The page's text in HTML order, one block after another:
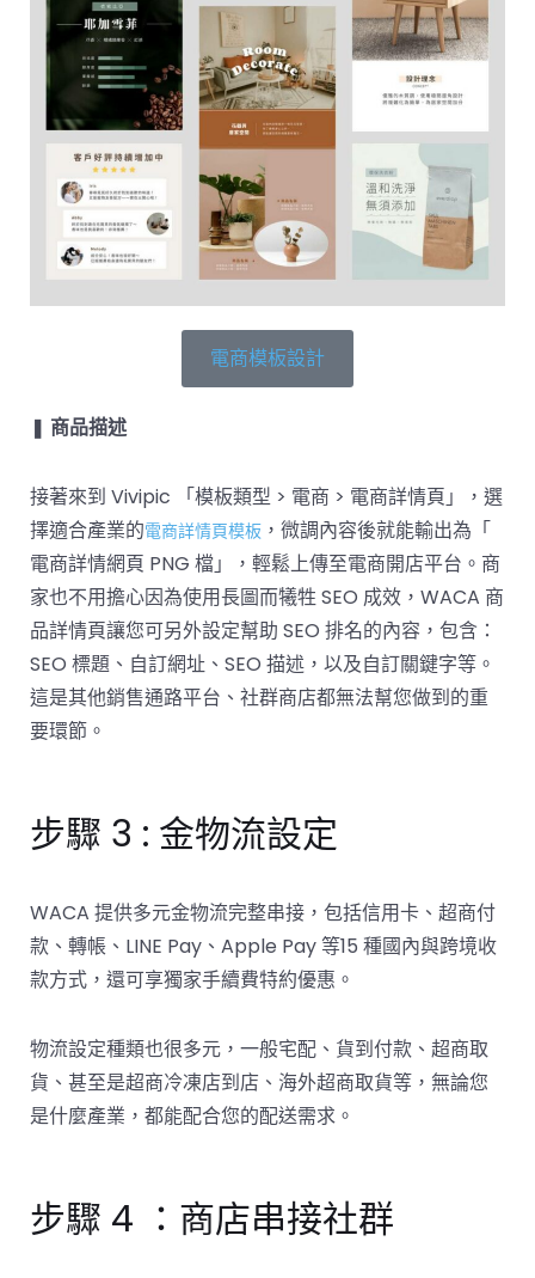
電商模板設計
❚ 商品描述
接著來到 Vivipic 「模板類型 > 電商 > 電商詳情頁」，選
擇適合產業的電商詳情頁模板 ，微調內容後就能輸出為「
電商詳情網頁 PNG 檔」，輕鬆上傳至電商開店平台。商
家也不用擔心因為使用長圖而犧牲 SEO 成效，WACA 商
品詳情頁讓您可另外設定幫助 SEO 排名的內容，包含：
SEO 標題、自訂網址、SEO 描述，以及自訂關鍵字等。
這是其他銷售通路平台、社群商店都無法幫您做到的重
要環節 。
步驟 3 : 金物流設定
WACA 提供多元金物流完整串接，包括信用卡、超商付
款、轉帳、LINE Pay、Apple Pay 等15 種國內與跨境收
款方式，還可享獨家手續費特約優惠。
物流設定種類也很多元，一般宅配、貨到付款、超商取
貨、甚至是超商冷凍店到店、海外超商取貨等，無論您
是什麼產業，都能配合您的配送需求。
步驟 4 ：商店串接社群